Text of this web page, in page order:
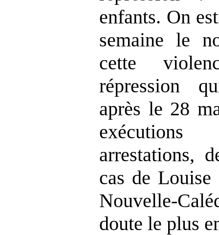
enfants. On
semaine le
cette
répression
après le 28
exécutions
arrestations,
cas de
doute le plus